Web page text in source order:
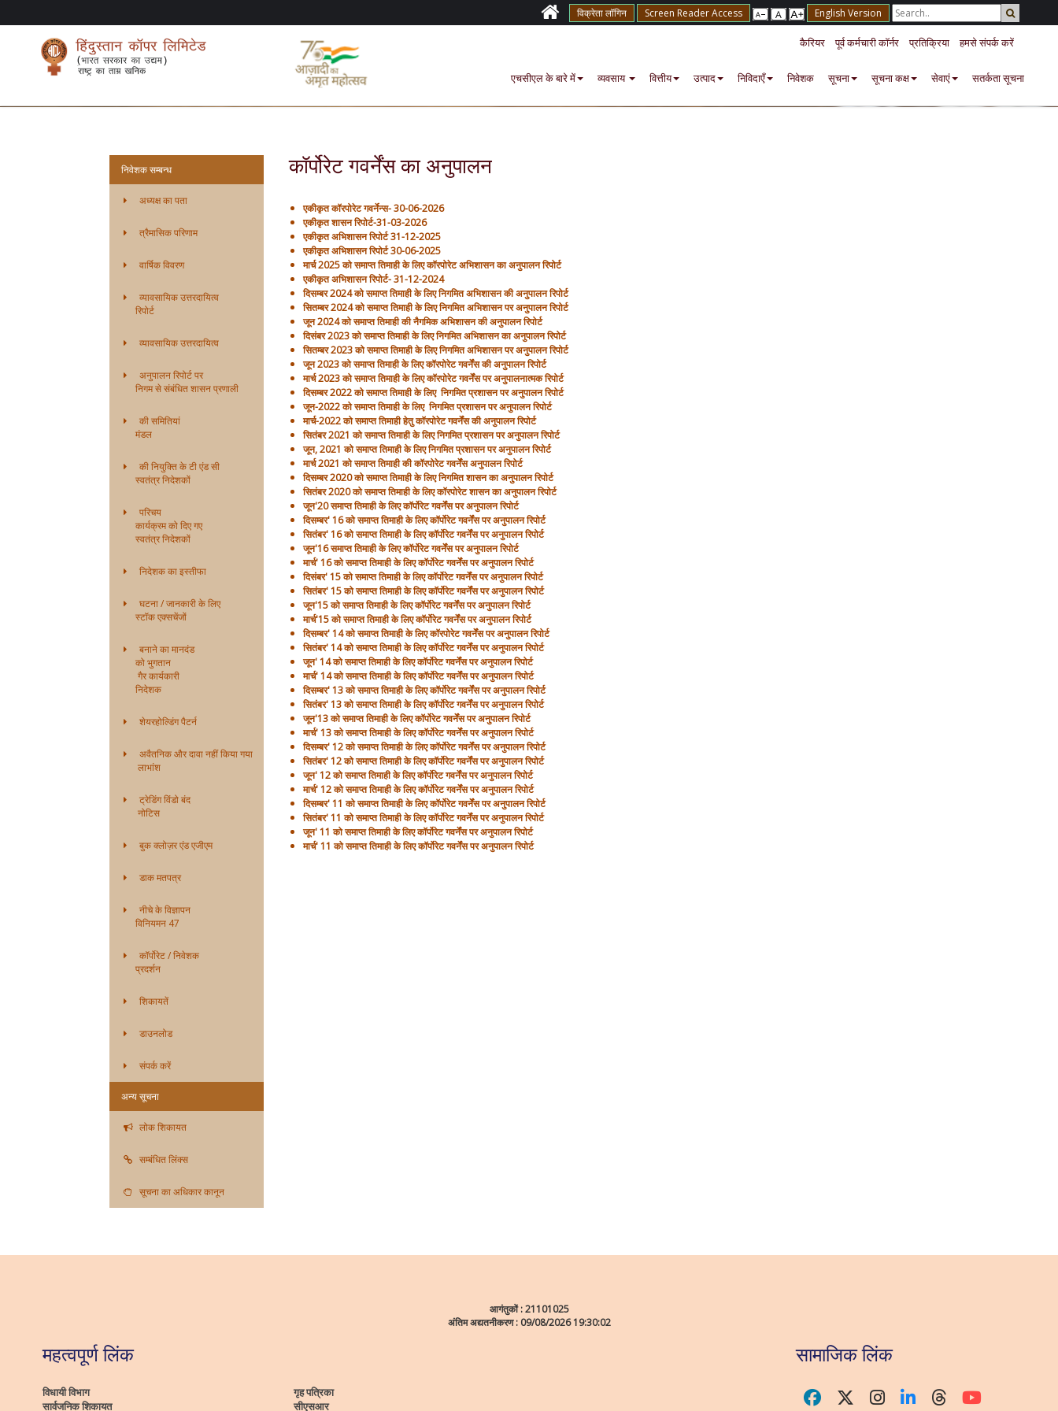
विक्रेता लॉगिन Screen Reader Access English Version
हमसे संपर्क करें
प्रतिक्रिया
पूर्व कर्मचारी कॉर्नर
कैरियर
एचसीएल के बारे में व्यवसाय वित्तीय उत्पाद निविदाएँ निवेशक सूचना सूचना कक्ष सेवाएं सतर्कता सूचना
निवेशक सम्बन्ध
अध्यक्ष का पता
त्रैमासिक परिणाम
वार्षिक विवरण
व्यावसायिक उत्तरदायित्व
रिपोर्ट
व्यावसायिक उत्तरदायित्व
अनुपालन रिपोर्ट पर
निगम से संबंधित शासन प्रणाली
की समितियां
मंडल
की नियुक्ति के टी एंड सी
स्वतंत्र निदेशकों
परिचय
कार्यक्रम को दिए गए
स्वतंत्र निदेशकों
निदेशक का इस्तीफा
घटना / जानकारी के लिए
स्टॉक एक्सचेंजों
बनाने का मानदंड
को भुगतान
गैर कार्यकारी
निदेशक
शेयरहोल्डिंग पैटर्न
अवैतनिक और दावा नहीं किया गया
लाभांश
ट्रेडिंग विंडो बंद
नोटिस
बुक क्लोज़र एंड एजीएम
डाक मतपत्र
नीचे के विज्ञापन
विनियमन 47
कॉर्पोरेट / निवेशक
प्रदर्शन
शिकायतें
डाउनलोड
संपर्क करें
अन्य सूचना
लोक शिकायत
सम्बंधित लिंक्स
सूचना का अधिकार कानून
कॉर्पोरेट गवर्नेंस का अनुपालन
एकीकृत कॉरपोरेट गवर्नेन्‍स- 30-06-2026
एकीकृत शासन रिपोर्ट-31-03-2026
एकीकृत अभिशासन रिपोर्ट 31-12-2025
एकीकृत अभिशासन रिपोर्ट 30-06-2025
मार्च 2025 को समाप्‍त तिमाही के लिए कॉरपोरेट अभिशासन का अनुपालन रिपोर्ट
एकीकृत अभिशासन रिपोर्ट- 31-12-2024
दिसम्‍बर 2024 को समाप्‍त तिमाही के लिए निगमित अभिशासन की अनुपालन रिपोर्ट
सितम्‍बर 2024 को समाप्‍त तिमाही के लिए निगमित अभिशासन पर अनुपालन रिपोर्ट
जून 2024 को समाप्‍त तिमाही की नैगमिक अभिशासन की अनुपालन रिपोर्ट
दिसंबर 2023 को समाप्‍त तिमाही के लिए निगमित अभिशासन का अनुपालन रिपोर्ट
सितम्‍बर 2023 को समाप्‍त तिमाही के लिए निगमित अभिशासन पर अनुपालन रिपोर्ट
जून 2023 को समाप्‍त तिमाही के लिए कॉरपोरेट गवर्नेंस की अनुपालन रिपोर्ट
मार्च 2023 को समाप्‍त तिमाही के लिए कॉरपोरेट गवर्नेंस पर अनुपालनात्‍मक रिपोर्ट
दिसम्बर 2022 को समाप्‍त तिमाही के लिए निगमित प्रशासन पर अनुपालन रिपोर्ट
जून-2022 को समाप्‍त तिमाही के लिए निगमित प्रशासन पर अनुपालन रिपोर्ट
मार्च-2022 को समाप्‍त तिमाही हेतु कॉरपोरेट गवर्नेंस की अनुपालन रिपोर्ट
सितंबर 2021 को समाप्‍त तिमाही के लिए निगमित प्रशासन पर अनुपालन रिपोर्ट
जून, 2021 को समाप्‍त तिमाही के लिए निगमित प्रशासन पर अनुपालन रिपोर्ट
मार्च 2021 को समाप्त तिमाही की कॉरपोरेट गवर्नेंस अनुपालन रिपोर्ट
दिसम्बर 2020 को समाप्त तिमाही के लिए निगमित शासन का अनुपालन रिपोर्ट
सितंबर 2020 को समाप्‍त तिमाही के लिए कॉरपोरेट शासन का अनुपालन रिपोर्ट
जून'20 समाप्त तिमाही के लिए कॉर्पोरेट गवर्नेंस पर अनुपालन रिपोर्ट
दिसम्बर' 16 को समाप्त तिमाही के लिए कॉर्पोरेट गवर्नेंस पर अनुपालन रिपोर्ट
सितंबर' 16 को समाप्त तिमाही के लिए कॉर्पोरेट गवर्नेंस पर अनुपालन रिपोर्ट
जून'16 समाप्त तिमाही के लिए कॉर्पोरेट गवर्नेंस पर अनुपालन रिपोर्ट
मार्च' 16 को समाप्त तिमाही के लिए कॉर्पोरेट गवर्नेंस पर अनुपालन रिपोर्ट
दिसंबर' 15 को समाप्त तिमाही के लिए कॉर्पोरेट गवर्नेंस पर अनुपालन रिपोर्ट
सितंबर' 15 को समाप्त तिमाही के लिए कॉर्पोरेट गवर्नेंस पर अनुपालन रिपोर्ट
जून'15 को समाप्त तिमाही के लिए कॉर्पोरेट गवर्नेंस पर अनुपालन रिपोर्ट
मार्च'15 को समाप्त तिमाही के लिए कॉर्पोरेट गवर्नेंस पर अनुपालन रिपोर्ट
दिसम्बर' 14 को समाप्त तिमाही के लिए कॉरपोरेट गवर्नेंस पर अनुपालन रिपोर्ट
सितंबर' 14 को समाप्त तिमाही के लिए कॉर्पोरेट गवर्नेंस पर अनुपालन रिपोर्ट
जून' 14 को समाप्त तिमाही के लिए कॉर्पोरेट गवर्नेंस पर अनुपालन रिपोर्ट
मार्च' 14 को समाप्त तिमाही के लिए कॉर्पोरेट गवर्नेंस पर अनुपालन रिपोर्ट
दिसम्बर' 13 को समाप्त तिमाही के लिए कॉर्पोरेट गवर्नेंस पर अनुपालन रिपोर्ट
सितंबर' 13 को समाप्त तिमाही के लिए कॉर्पोरेट गवर्नेंस पर अनुपालन रिपोर्ट
जून'13 को समाप्त तिमाही के लिए कॉर्पोरेट गवर्नेंस पर अनुपालन रिपोर्ट
मार्च' 13 को समाप्त तिमाही के लिए कॉर्पोरेट गवर्नेंस पर अनुपालन रिपोर्ट
दिसम्बर' 12 को समाप्त तिमाही के लिए कॉर्पोरेट गवर्नेंस पर अनुपालन रिपोर्ट
सितंबर' 12 को समाप्त तिमाही के लिए कॉर्पोरेट गवर्नेंस पर अनुपालन रिपोर्ट
जून' 12 को समाप्त तिमाही के लिए कॉर्पोरेट गवर्नेंस पर अनुपालन रिपोर्ट
मार्च' 12 को समाप्त तिमाही के लिए कॉर्पोरेट गवर्नेंस पर अनुपालन रिपोर्ट
दिसम्बर' 11 को समाप्त तिमाही के लिए कॉर्पोरेट गवर्नेंस पर अनुपालन रिपोर्ट
सितंबर' 11 को समाप्त तिमाही के लिए कॉर्पोरेट गवर्नेंस पर अनुपालन रिपोर्ट
जून' 11 को समाप्त तिमाही के लिए कॉर्पोरेट गवर्नेंस पर अनुपालन रिपोर्ट
मार्च' 11 को समाप्त तिमाही के लिए कॉर्पोरेट गवर्नेंस पर अनुपालन रिपोर्ट
आगंतुकों :21101025
अंतिम अद्यतनीकरण : 09/08/2026 19:30:02
महत्वपूर्ण लिंक
विधायी विभाग
सार्वजनिक शिकायत
गृह पत्रिका
सीएसआर
सामाजिक लिंक